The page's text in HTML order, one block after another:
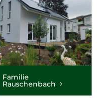
Familie
Rauschenbach